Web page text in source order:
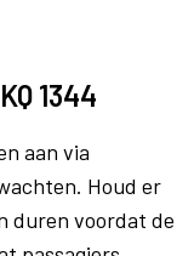
1344
aan via
Houd er
duren voordat de